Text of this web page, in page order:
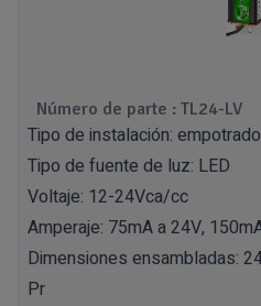
Número de parte : TL24-LV
Tipo de instalación: empotrado
Tipo de fuente de luz: LED
Voltaje: 12-24Vca/cc
Amperaje: 75mA a 24V,
Dimensiones ensambladas:
Pr